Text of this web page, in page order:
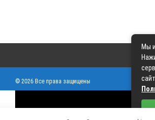
© 2026 Все права защищены
Мы
сайт.